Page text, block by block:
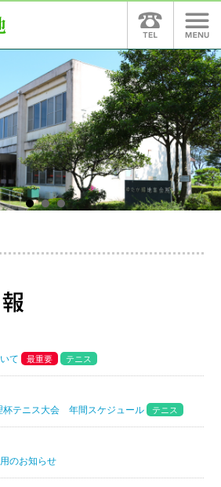
て 最重要 テニス
杯テニス大会 年間スケジュール テニス
のお知らせ